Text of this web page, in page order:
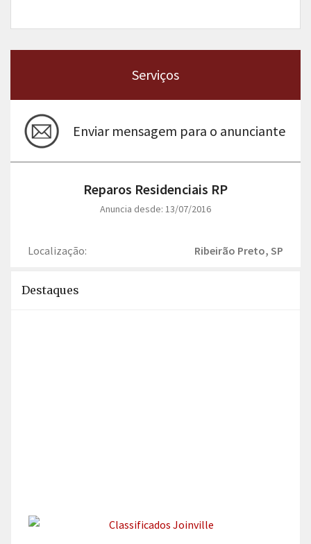
Serviços
Enviar mensagem para o anunciante
Reparos Residenciais RP
Anuncia desde: 13/07/2016
Localização: Ribeirão Preto, SP
Destaques